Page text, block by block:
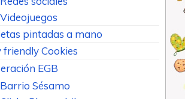
Videojuegos
pintadas a mano
friendly Cookies
EGB
Barrio Sésamo